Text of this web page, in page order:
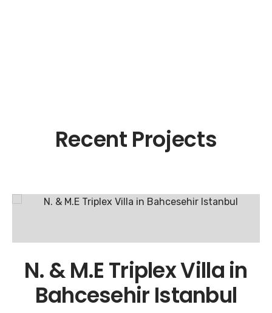
Recent Projects
N. & M.E Triplex Villa in
Bahcesehir Istanbul